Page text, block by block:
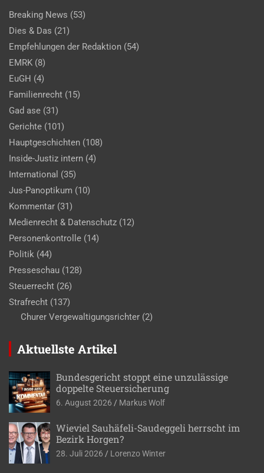
Breaking News (53)
Dies & Das (21)
Empfehlungen der Redaktion (54)
EMRK (8)
EuGH (4)
Familienrecht (15)
Gad ase (31)
Gerichte (101)
Hauptgeschichten (108)
Inside-Justiz intern (4)
International (35)
Jus-Panoptikum (10)
Kommentar (31)
Medienrecht & Datenschutz (12)
Personenkontrolle (14)
Politik (44)
Presseschau (128)
Steuerrecht (26)
Strafrecht (137)
Churer Vergewaltigungsrichter (2)
Aktuellste Artikel
Bundesgericht stoppt eine unzulässige
doppelte Steuersicherung
6. August 2026 Markus Wolf
Wieviel Sauhäfeli-Saudeggeli herrscht im
Bezirk Horgen?
28. Juli 2026 Lorenzo Winter